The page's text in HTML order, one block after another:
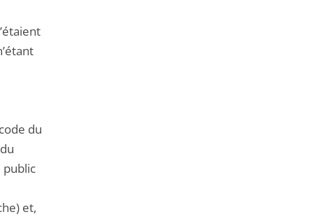
du
public
et,